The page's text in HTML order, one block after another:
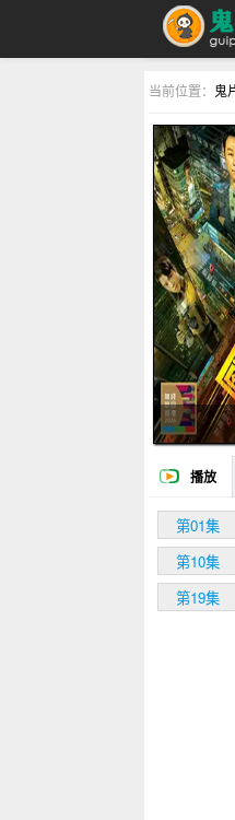
鬼片之家
当前位置： 鬼
播放
第01集
第10集
第19集